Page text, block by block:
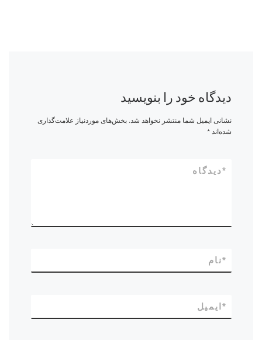
دیدگاه خود را بنویسید
نشانی ایمیل شما منتشر نخواهد شد. بخش‌های موردنیاز علامت‌گذاری
شده‌اند*
دیدگاه*
نام*
ایمیل *